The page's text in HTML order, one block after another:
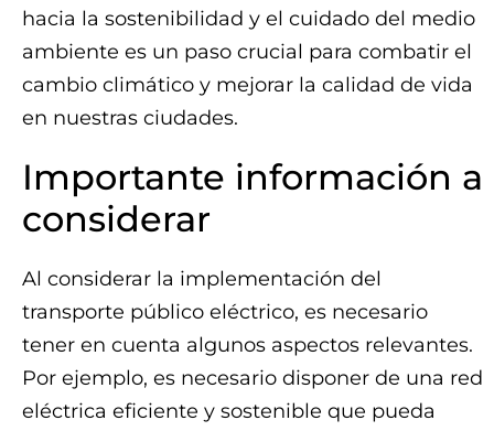
hacia la sostenibilidad y el cuidado del medio
ambiente es un paso crucial para combatir el
cambio climático y mejorar la calidad de vida
en nuestras ciudades.
Importante información a
considerar
Al considerar la implementación del
transporte público eléctrico, es necesario
tener en cuenta algunos aspectos relevantes.
Por ejemplo, es necesario disponer de una red
eléctrica eficiente y sostenible que pueda